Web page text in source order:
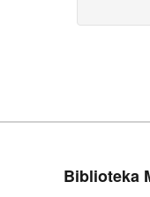
Biblioteka